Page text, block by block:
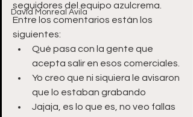
David Monreal Ávila
seguidores del equipo azulcrema.
Entre los comentarios están los
siguientes:
Qué pasa con la gente que
acepta salir en esos comerciales.
Yo creo que ni siquiera le avisaron
que lo estaban grabando
Jajaja, es lo que es, no veo fallas